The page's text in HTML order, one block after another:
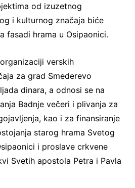
od izuzetnog
i kulturnog značaja biće
fasadi hrama u Osipaonici.
verskih
za grad Smederevo
dinara, a odnosi se na
Badnje večeri i plivanja za
kao i za finansiranje
starog hrama Svetog
i proslave crkvene
Svetih apostola Petra i Pavla